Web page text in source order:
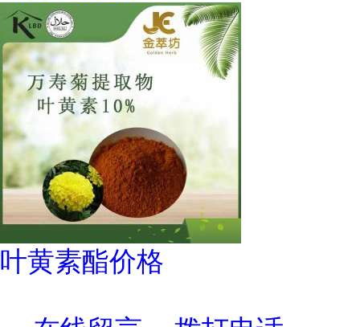
叶黄素酯价格